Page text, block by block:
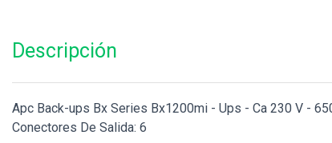
Descripción
Apc Back-ups Bx Series Bx1200mi - Ups - Ca 230 V -
Conectores De Salida: 6